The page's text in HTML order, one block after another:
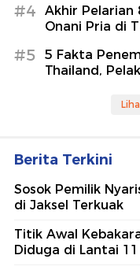
#4
Akhir Pelarian
Onani Pria di
#5
5 Fakta
Thailand,
Berita Terkini
Sosok Pemilik
di Jaksel Terkuak
Titik Awal
Diduga di Lantai